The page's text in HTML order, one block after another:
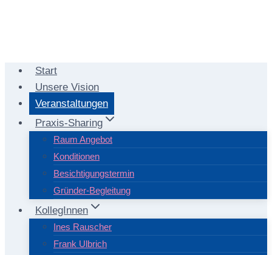
Start
Unsere Vision
Veranstaltungen
Praxis-Sharing
Raum Angebot
Konditionen
Besichtigungstermin
Gründer-Begleitung
KollegInnen
Ines Rauscher
Frank Ulbrich